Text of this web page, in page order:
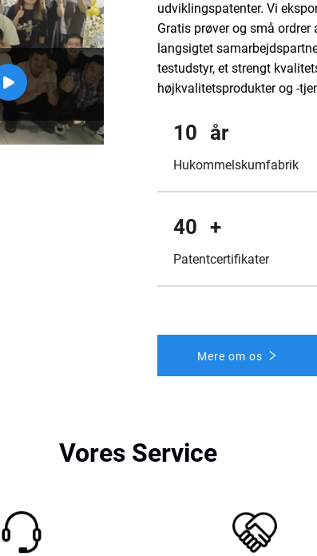
udviklingspatenter. Vi
Gratis prøver og små ordrer
langsigtet
testudstyr, et strengt
højkvalitetsprodukter og -
10 år
Hukommelskumfabrik
40 +
Patentcertifikater
Mere om os
Vores Service